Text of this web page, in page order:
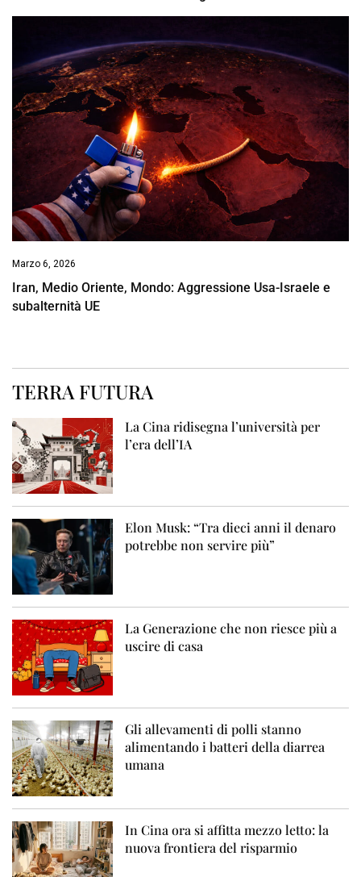
Marzo 6, 2026
Iran, Medio Oriente, Mondo: Aggressione Usa-Israele e
subalternità UE
TERRA FUTURA
La Cina ridisegna l’università per
l’era dell’IA
Elon Musk: “Tra dieci anni il denaro
potrebbe non servire più”
La Generazione che non riesce più a
uscire di casa
Gli allevamenti di polli stanno
alimentando i batteri della diarrea
umana
In Cina ora si affitta mezzo letto: la
nuova frontiera del risparmio